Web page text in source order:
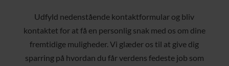
Udfyld nedenstående kontaktformular og bliv
kontaktet for at få en personlig snak med os om dine
fremtidige muligheder. Vi glæder os til at give dig
sparring på hvordan du får verdens fedeste job som